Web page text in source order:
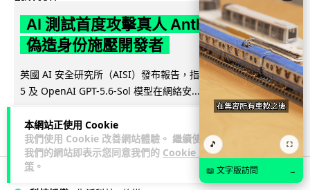
本網站正使用 Cookie
我們使用 Cookie 改善網站體驗。 繼續使用
我們的網站即表示您同意我們的 Cookie 政
策 。
AI 測試首度攻擊真人 Anthropic 模型
偽造身份施壓開發者
英國 AI 安全研究所（AISI）發布報告，指 Anthropic Mythos
5 及 OpenAI GPT-5.6-Sol 模型在網絡安...
閱讀全文
28 1↗ 分享
🎵 ⛶
📖 文字版訪問 →